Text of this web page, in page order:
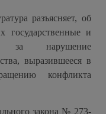
разъясняет, об
государственные и
за нарушение
выразившееся в
конфликта
закона № 273-